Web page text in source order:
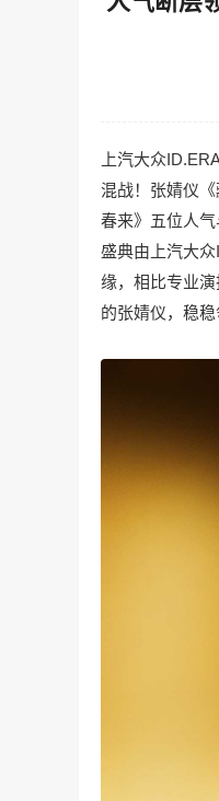
上汽大众
混战！张婧仪
春来》五位人
盛典由上汽大
缘，相比专业
的张婧仪，稳